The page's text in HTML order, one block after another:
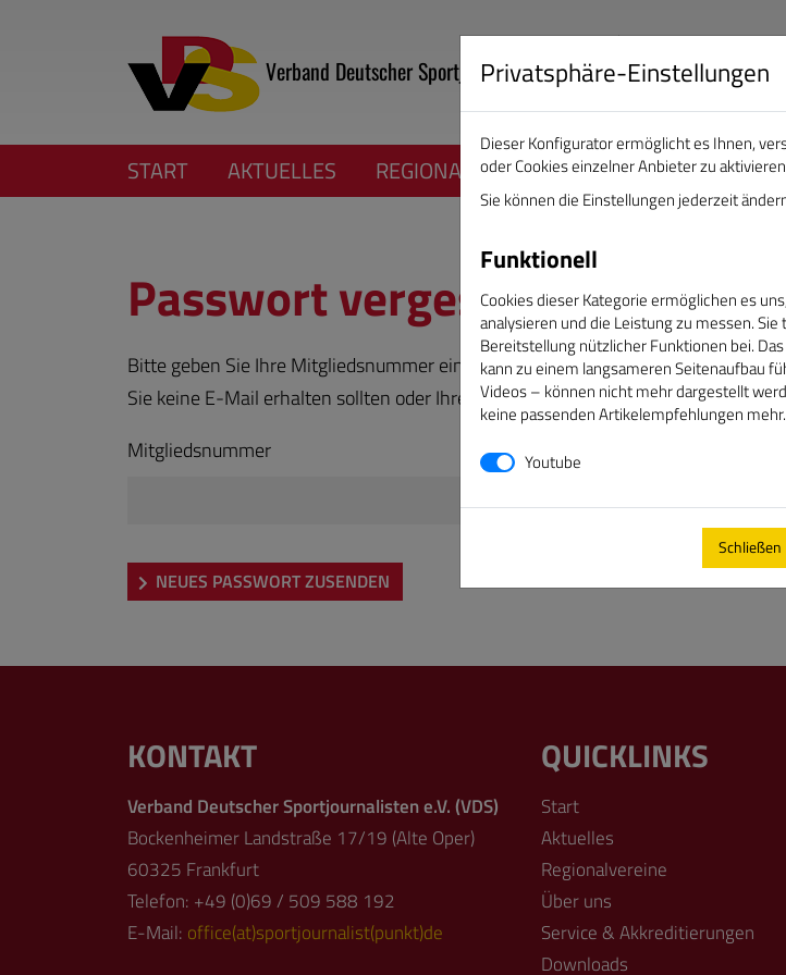
Verband Deutscher Sportjournalisten e.V. DAS GOLDENE
START AKTUELLES REGIONALVEREINE ÜBER UNS
Passwort vergessen
Bitte geben Sie Ihre Mitgliedsnummer ein, es wird Ihnen anschließend ein
Sie keine E-Mail erhalten sollten oder Ihre Mitgliedsnummer nicht kennen,
Mitgliedsnummer
NEUES PASSWORT ZUSENDEN
Privatsphäre-Einstellungen
Dieser Konfigurator ermöglicht es Ihnen,
oder Cookies einzelner Anbieter zu
Sie können die Einstellungen jederzeit
Funktionell
Cookies dieser Kategorie ermöglichen es
analysieren und die Leistung zu messen.
Bereitstellung nützlicher Funktionen bei.
kann zu einem langsameren Seitenaufbau
Videos – können nicht mehr dargestellt
keine passenden Artikelempfehlungen mehr.
Youtube
Schließen
KONTAKT
Verband Deutscher Sportjournalisten e.V. (VDS)
Bockenheimer Landstraße 17/19 (Alte Oper)
60325 Frankfurt
Telefon: +49 (0)69 / 509 588 192
E-Mail: office(at)sportjournalist(punkt)de
QUICKLINKS
Start
Aktuelles
Regionalvereine
Über uns
Service & Akkreditierungen
Downloads